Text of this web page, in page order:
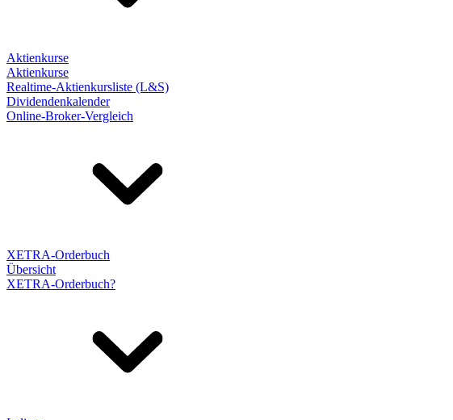
Aktienkurse
Aktienkurse
Realtime-Aktienkursliste (L&S)
Dividendenkalender
Online-Broker-Vergleich
XETRA-Orderbuch
Übersicht
XETRA-Orderbuch?